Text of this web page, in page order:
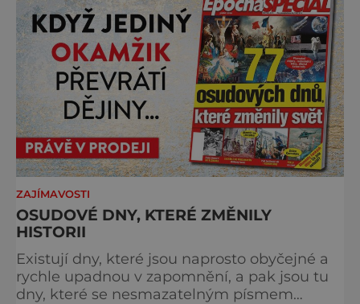
charakter, klid a zvláštní atmosféru
šumavských hřebenů, kde se střídá hustý les
ZAJÍMAVOSTI
OSUDOVÉ DNY, KTERÉ ZMĚNILY
HISTORII
Existují dny, které jsou naprosto obyčejné a
rychle upadnou v zapomnění, a pak jsou tu
dny, které se nesmazatelným písmem